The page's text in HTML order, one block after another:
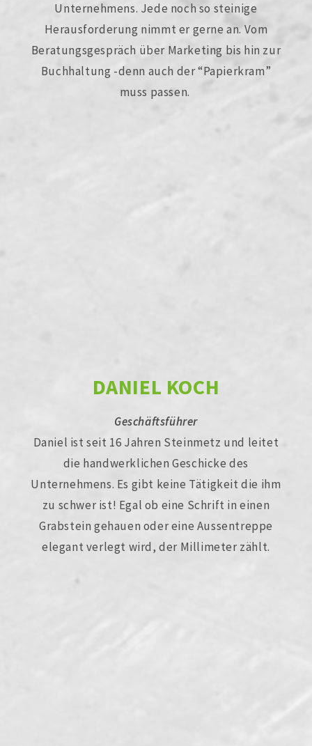
Unternehmens. Jede noch so steinige
Herausforderung nimmt er gerne an. Vom
Beratungsgespräch über Marketing bis hin zur
Buchhaltung -denn auch der “Papierkram”
muss passen.
DANIEL KOCH
Geschäftsführer
Daniel ist seit 16 Jahren Steinmetz und leitet
die handwerklichen Geschicke des
Unternehmens. Es gibt keine Tätigkeit die ihm
zu schwer ist! Egal ob eine Schrift in einen
Grabstein gehauen oder eine Aussentreppe
elegant verlegt wird, der Millimeter zählt.